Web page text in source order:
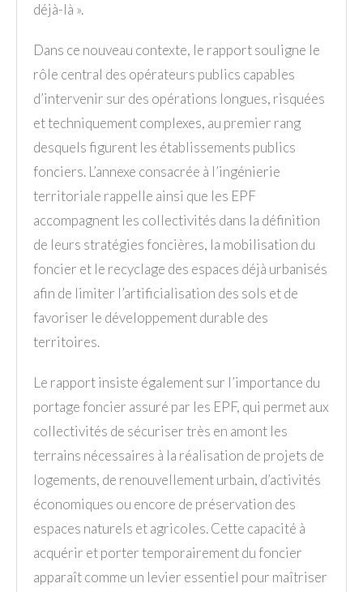
déjà-là ».
Dans ce nouveau contexte, le rapport souligne le
rôle central des opérateurs publics capables
d’intervenir sur des opérations longues, risquées
et techniquement complexes, au premier rang
desquels figurent les établissements publics
fonciers. L’annexe consacrée à l’ingénierie
territoriale rappelle ainsi que les EPF
accompagnent les collectivités dans la définition
de leurs stratégies foncières, la mobilisation du
foncier et le recyclage des espaces déjà urbanisés
afin de limiter l’artificialisation des sols et de
favoriser le développement durable des
territoires.
Le rapport insiste également sur l’importance du
portage foncier assuré par les EPF, qui permet aux
collectivités de sécuriser très en amont les
terrains nécessaires à la réalisation de projets de
logements, de renouvellement urbain, d’activités
économiques ou encore de préservation des
espaces naturels et agricoles. Cette capacité à
acquérir et porter temporairement du foncier
apparaît comme un levier essentiel pour maîtriser